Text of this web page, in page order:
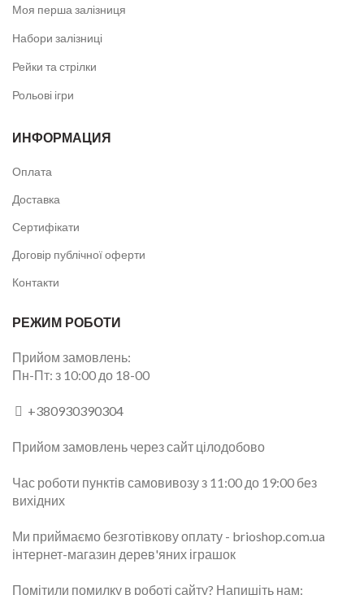
Моя перша залізниця
Набори залізниці
Рейки та стрілки
Рольові ігри
ИНФОРМАЦИЯ
Оплата
Доставка
Сертифікати
Договір публічної оферти
Контакти
РЕЖИМ РОБОТИ
Прийом замовлень:
Пн-Пт: з 10:00 до 18-00
+380930390304
Прийом замовлень через сайт цілодобово
Час роботи пунктів самовивозу з 11:00 до 19:00 без
вихідних
Ми приймаємо безготівкову оплату - brioshop.com.ua
інтернет-магазин дерев'яних іграшок
Помітили помилку в роботі сайту? Напишіть нам: